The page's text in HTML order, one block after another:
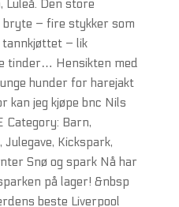
Luleå. Den store
– fire stykker som
tannkjøttet – lik
tinder… Hensikten med
hunder for harejakt
kan jeg kjøpe bnc Nils
Category: Barn,
Kickspark,
Snø og spark Nå har
på lager! &nbsp
beste Liverpool